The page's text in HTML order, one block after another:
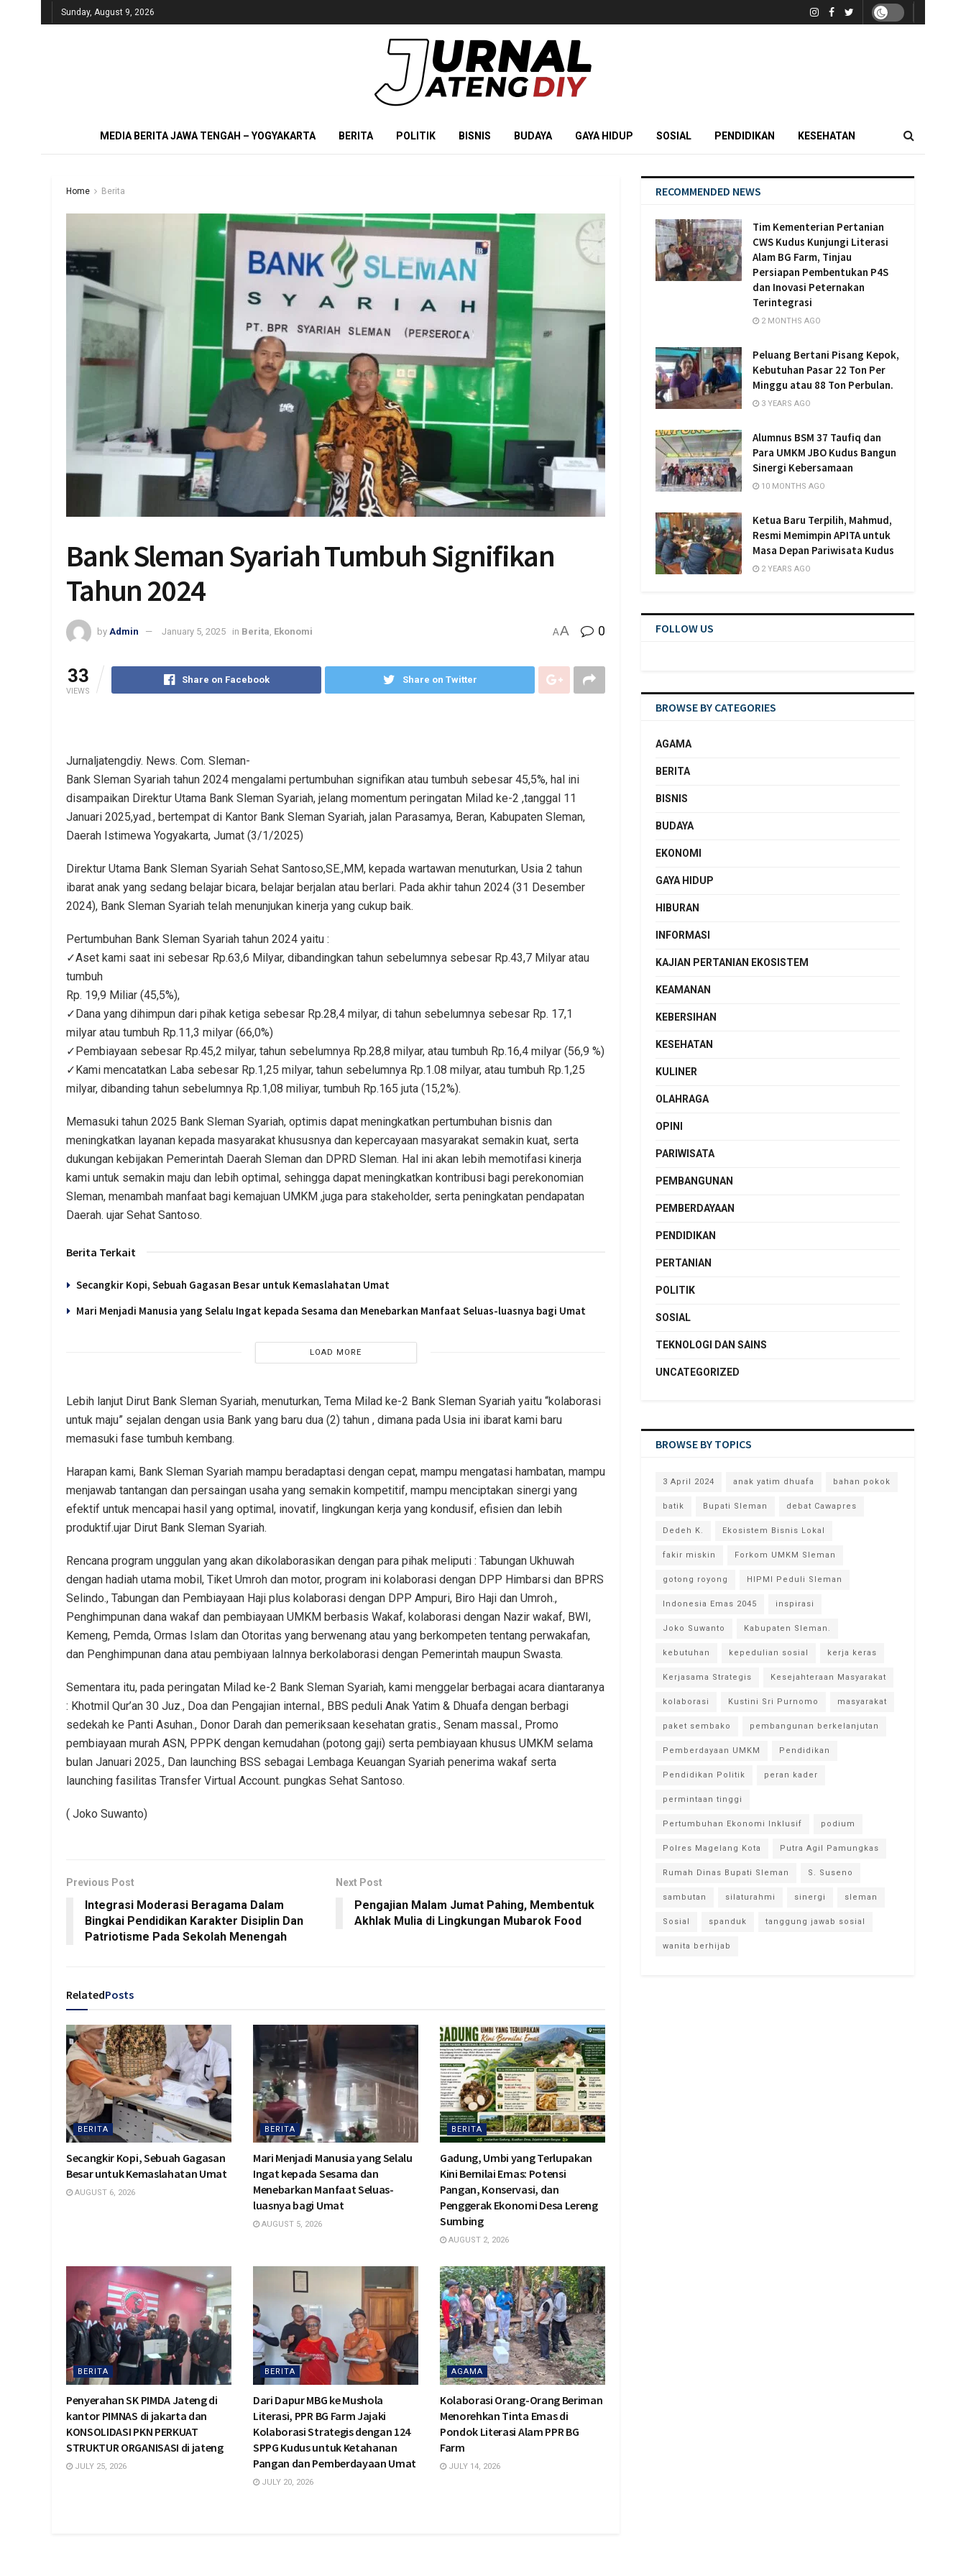
Sunday, August 9, 2026
MEDIA BERITA JAWA TENGAH – YOGYAKARTA BERITA POLITIK BISNIS BUDAYA GAYA HIDUP SOSIAL PENDIDIKAN KESEHATAN
Home Berita
Bank Sleman Syariah Tumbuh Signifikan
Tahun 2024
by Admin January 5, 2025 in Berita Ekonomi AA 0
33
VIEWS
Share on Facebook Share on Twitter
Jurnaljatengdiy. News. Com. Sleman-
Bank Sleman Syariah tahun 2024 mengalami pertumbuhan signifikan atau tumbuh sebesar 45,5%, hal ini
disampaikan Direktur Utama Bank Sleman Syariah, jelang momentum peringatan Milad ke-2 ,tanggal 11
Januari 2025,yad., bertempat di Kantor Bank Sleman Syariah, jalan Parasamya, Beran, Kabupaten Sleman,
Daerah Istimewa Yogyakarta, Jumat (3/1/2025)
Direktur Utama Bank Sleman Syariah Sehat Santoso,SE.,MM, kepada wartawan menuturkan, Usia 2 tahun
ibarat anak yang sedang belajar bicara, belajar berjalan atau berlari. Pada akhir tahun 2024 (31 Desember
2024), Bank Sleman Syariah telah menunjukan kinerja yang cukup baik.
Pertumbuhan Bank Sleman Syariah tahun 2024 yaitu :
✓Aset kami saat ini sebesar Rp.63,6 Milyar, dibandingkan tahun sebelumnya sebesar Rp.43,7 Milyar atau
tumbuh
Rp. 19,9 Miliar (45,5%),
✓Dana yang dihimpun dari pihak ketiga sebesar Rp.28,4 milyar, di tahun sebelumnya sebesar Rp. 17,1
milyar atau tumbuh Rp.11,3 milyar (66,0%)
✓Pembiayaan sebesar Rp.45,2 milyar, tahun sebelumnya Rp.28,8 milyar, atau tumbuh Rp.16,4 milyar (56,9 %)
✓Kami mencatatkan Laba sebesar Rp.1,25 milyar, tahun sebelumnya Rp.1.08 milyar, atau tumbuh Rp.1,25
milyar, dibanding tahun sebelumnya Rp.1,08 miliyar, tumbuh Rp.165 juta (15,2%).
Memasuki tahun 2025 Bank Sleman Syariah, optimis dapat meningkatkan pertumbuhan bisnis dan
meningkatkan layanan kepada masyarakat khususnya dan kepercayaan masyarakat semakin kuat, serta
dukungan kebijakan Pemerintah Daerah Sleman dan DPRD Sleman. Hal ini akan lebih memotifasi kinerja
kami untuk semakin maju dan lebih optimal, sehingga dapat meningkatkan kontribusi bagi perekonomian
Sleman, menambah manfaat bagi kemajuan UMKM ,juga para stakeholder, serta peningkatan pendapatan
Daerah. ujar Sehat Santoso.
Berita Terkait
Secangkir Kopi, Sebuah Gagasan Besar untuk Kemaslahatan Umat
Mari Menjadi Manusia yang Selalu Ingat kepada Sesama dan Menebarkan Manfaat Seluas-luasnya bagi Umat
LOAD MORE
Lebih lanjut Dirut Bank Sleman Syariah, menuturkan, Tema Milad ke-2 Bank Sleman Syariah yaitu “kolaborasi
untuk maju” sejalan dengan usia Bank yang baru dua (2) tahun , dimana pada Usia ini ibarat kami baru
memasuki fase tumbuh kembang.
Harapan kami, Bank Sleman Syariah mampu beradaptasi dengan cepat, mampu mengatasi hambatan, mampu
menjawab tantangan dan persaingan usaha yang semakin kompetitif, mampu menciptakan sinergi yang
efektif untuk mencapai hasil yang optimal, inovatif, lingkungan kerja yang kondusif, efisien dan lebih
produktif.ujar Dirut Bank Sleman Syariah.
Rencana program unggulan yang akan dikolaborasikan dengan para pihak meliputi : Tabungan Ukhuwah
dengan hadiah utama mobil, Tiket Umroh dan motor, program ini kolaborasi dengan DPP Himbarsi dan BPRS
Selindo., Tabungan dan Pembiayaan Haji plus kolaborasi dengan DPP Ampuri, Biro Haji dan Umroh.,
Penghimpunan dana wakaf dan pembiayaan UMKM berbasis Wakaf, kolaborasi dengan Nazir wakaf, BWI,
Kemeng, Pemda, Ormas Islam dan Otoritas yang berwenang atau yang berkompeten tentang perwakafan,
dan Penghimpunan dana atau pembiyaan laInnya berkolaborasi dengan Pemerintah maupun Swasta.
Sementara itu, pada peringatan Milad ke-2 Bank Sleman Syariah, kami menggelar berbagai acara diantaranya
: Khotmil Qur’an 30 Juz., Doa dan Pengajian internal., BBS peduli Anak Yatim & Dhuafa dengan berbagi
sedekah ke Panti Asuhan., Donor Darah dan pemeriksaan kesehatan gratis., Senam massal., Promo
pembiayaan murah ASN, PPPK dengan kemudahan (potong gaji) serta pembiayaan khusus UMKM selama
bulan Januari 2025., Dan launching BSS sebagai Lembaga Keuangan Syariah penerima wakaf serta
launching fasilitas Transfer Virtual Account. pungkas Sehat Santoso.
( Joko Suwanto)
Previous Post
Integrasi Moderasi Beragama Dalam
Bingkai Pendidikan Karakter Disiplin Dan
Patriotisme Pada Sekolah Menengah
Next Post
Pengajian Malam Jumat Pahing, Membentuk
Akhlak Mulia di Lingkungan Mubarok Food
RelatedPosts
BERITA
Secangkir Kopi, Sebuah Gagasan
Besar untuk Kemaslahatan Umat
AUGUST 6, 2026
BERITA
Mari Menjadi Manusia yang Selalu
Ingat kepada Sesama dan
Menebarkan Manfaat Seluas-
luasnya bagi Umat
AUGUST 5, 2026
BERITA
Gadung, Umbi yang Terlupakan
Kini Bernilai Emas: Potensi
Pangan, Konservasi, dan
Penggerak Ekonomi Desa Lereng
Sumbing
AUGUST 2, 2026
BERITA
Penyerahan SK PIMDA Jateng di
kantor PIMNAS di jakarta dan
KONSOLIDASI PKN PERKUAT
STRUKTUR ORGANISASI di jateng
JULY 25, 2026
BERITA
Dari Dapur MBG ke Mushola
Literasi, PPR BG Farm Jajaki
Kolaborasi Strategis dengan 124
SPPG Kudus untuk Ketahanan
Pangan dan Pemberdayaan Umat
JULY 20, 2026
AGAMA
Kolaborasi Orang-Orang Beriman
Menorehkan Tinta Emas di
Pondok Literasi Alam PPR BG
Farm
JULY 14, 2026
RECOMMENDED NEWS
Tim Kementerian Pertanian
CWS Kudus Kunjungi Literasi
Alam BG Farm, Tinjau
Persiapan Pembentukan P4S
dan Inovasi Peternakan
Terintegrasi
2 MONTHS AGO
Peluang Bertani Pisang Kepok,
Kebutuhan Pasar 22 Ton Per
Minggu atau 88 Ton Perbulan.
3 YEARS AGO
Alumnus BSM 37 Taufiq dan
Para UMKM JBO Kudus Bangun
Sinergi Kebersamaan
10 MONTHS AGO
Ketua Baru Terpilih, Mahmud,
Resmi Memimpin APITA untuk
Masa Depan Pariwisata Kudus
2 YEARS AGO
FOLLOW US
BROWSE BY CATEGORIES
AGAMA
BERITA
BISNIS
BUDAYA
EKONOMI
GAYA HIDUP
HIBURAN
INFORMASI
KAJIAN PERTANIAN EKOSISTEM
KEAMANAN
KEBERSIHAN
KESEHATAN
KULINER
OLAHRAGA
OPINI
PARIWISATA
PEMBANGUNAN
PEMBERDAYAAN
PENDIDIKAN
PERTANIAN
POLITIK
SOSIAL
TEKNOLOGI DAN SAINS
UNCATEGORIZED
BROWSE BY TOPICS
3 April 2024 anak yatim dhuafa bahan pokok
batik Bupati Sleman debat Cawapres
Dedeh K. Ekosistem Bisnis Lokal
fakir miskin Forkom UMKM Sleman
gotong royong HIPMI Peduli Sleman
Indonesia Emas 2045 inspirasi
Joko Suwanto Kabupaten Sleman.
kebutuhan kepedulian sosial kerja keras
Kerjasama Strategis Kesejahteraan Masyarakat
kolaborasi Kustini Sri Purnomo masyarakat
paket sembako pembangunan berkelanjutan
Pemberdayaan UMKM Pendidikan
Pendidikan Politik peran kader
permintaan tinggi
Pertumbuhan Ekonomi Inklusif podium
Polres Magelang Kota Putra Agil Pamungkas
Rumah Dinas Bupati Sleman S. Suseno
sambutan silaturahmi sinergi sleman
Sosial spanduk tanggung jawab sosial
wanita berhijab